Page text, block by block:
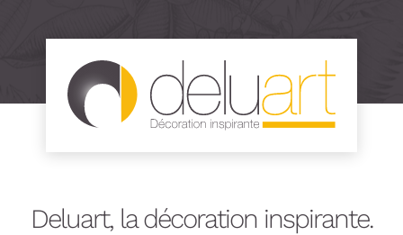
Deluart, la décoration inspirante.